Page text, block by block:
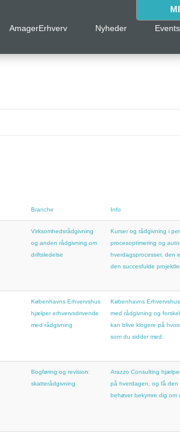
AmagerErhverv Nyheder Events
Branche Info
Virksomhedsrådgivning
og anden rådgivning om
driftsledelse
Kurser og rådgivning i
procesoptimering og
hverdagsprocesser, den
den succesfulde
Københavns Erhvervshus
hjælper erhvervsdrivende
med rådgivning
Københavns
med rådgivning og
kan blive klogere på
som du sidder med.
Bogføring og revision:
skatterådgivning
Arazzo Consulting
på hverdagen, og få
behøver bekymre dig om